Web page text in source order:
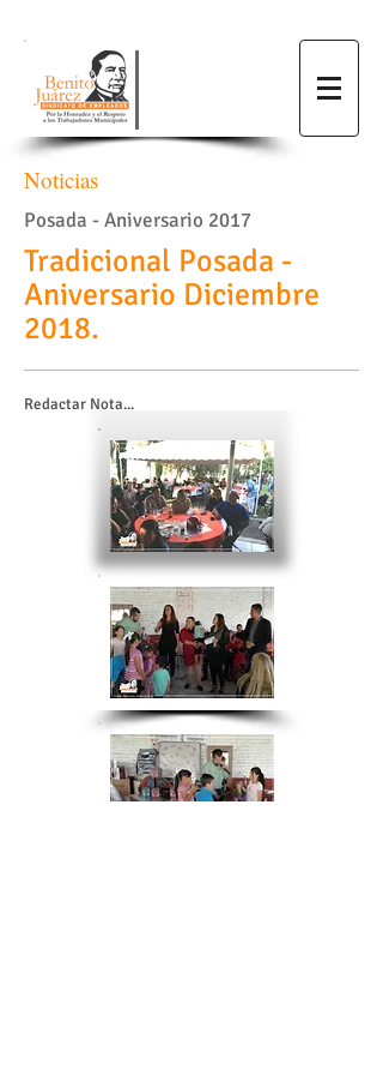
Noticias
Posada - Aniversario 2017
Tradicional Posada -
Aniversario Diciembre
2018.
Redactar Nota...